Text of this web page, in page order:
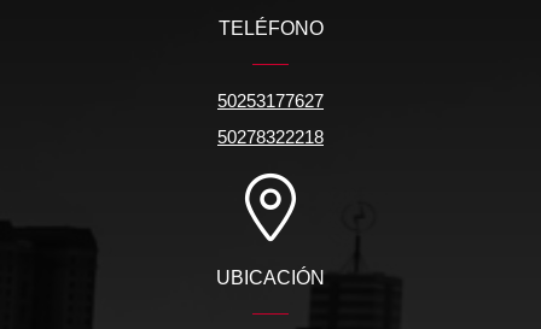
TELÉFONO
50253177627
50278322218
UBICACIÓN